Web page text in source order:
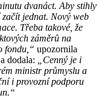
dvanáct. Aby stihly
jednat. Nový web
Třeba takové, že
záměrů na
fondu,“ upozornila
dodala:
„Cenný je i
ministr průmyslu a
i provozní podporu